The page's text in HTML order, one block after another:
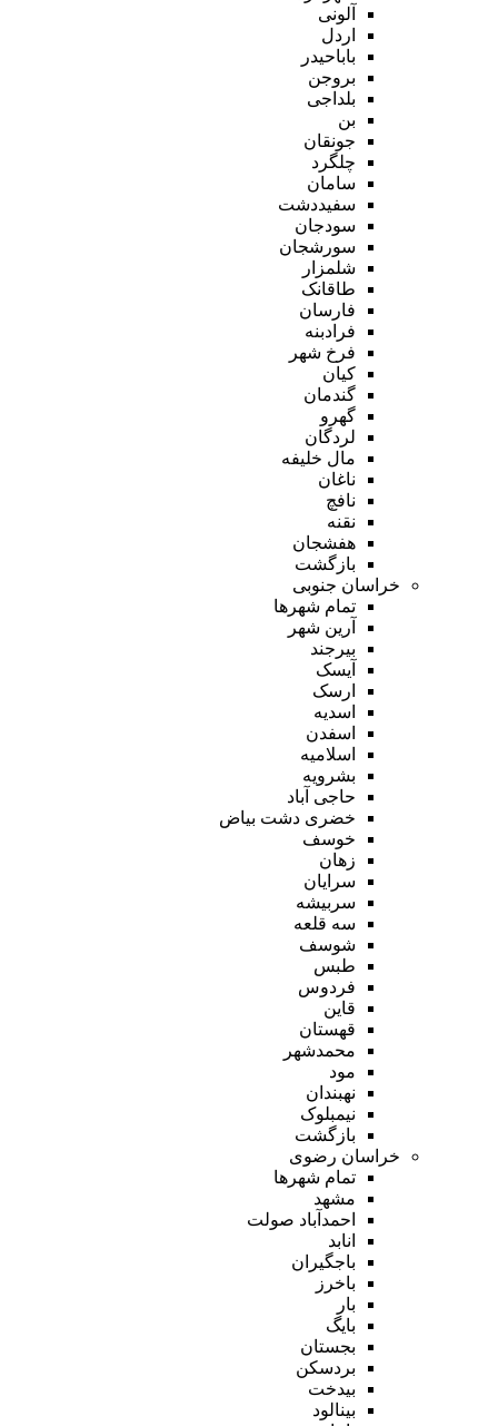
آلونی
اردل
باباحیدر
بروجن
بلداجی
بن
جونقان
چلگرد
سامان
سفیددشت
سودجان
سورشجان
شلمزار
طاقانک
فارسان
فرادبنه
فرخ شهر
کیان
گندمان
گهرو
لردگان
مال خلیفه
ناغان
نافچ
نقنه
هفشجان
بازگشت
خراسان جنوبی
تمام شهر‌ها
آرین شهر
بیرجند
آیسک
ارسک
اسدیه
اسفدن
اسلامیه
بشرویه
حاجی آباد
خضری دشت بیاض
خوسف
زهان
سرایان
سربیشه
سه قلعه
شوسف
طبس
فردوس
قاین
قهستان
محمدشهر
مود
نهبندان
نیمبلوک
بازگشت
خراسان رضوی
تمام شهر‌ها
مشهد
احمدآباد صولت
انابد
باجگیران
باخرز
بار
بایگ
بجستان
بردسکن
بیدخت
بینالود